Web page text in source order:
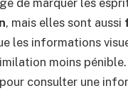
, mais elles sont aussi
les informations
moins
consulter une